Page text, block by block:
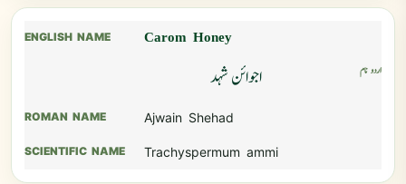
Carom Honey
اجوائن شہد
Ajwain Shehad
Trachyspermum ammi